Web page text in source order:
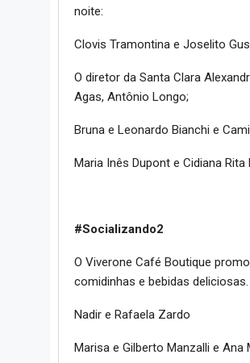
noite:
Clovis Tramontina e Joselito
O diretor da Santa Clara
Agas, Antônio Longo;
Bruna e Leonardo Bianchi e
Maria Inês Dupont e Cidiana
#Socializando2
O Viverone Café Boutique
comidinhas e bebidas
Nadir e Rafaela Zardo
Marisa e Gilberto Manzalli e Ana